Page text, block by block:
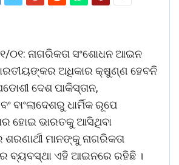
୦୧: ନାଗରିକତା ସଂଶୋଧନ ଆଇନ
ଅଧିକାର କ୍ଷୁଣ୍ଣ ହେବନି
ଦେଶ ପାକିସ୍ତାନ,
ବାଂଲାଦେଶରୁ ଧାର୍ମିକ ରୂପେ
ହୋଇ ଭାରତକୁ ଆସିଥିବା
ମାନଙ୍କୁ ନାଗରିକତା
ବ୍ୟବସ୍ଥା ଏହି ଆଇନରେ ରହିଛି ।